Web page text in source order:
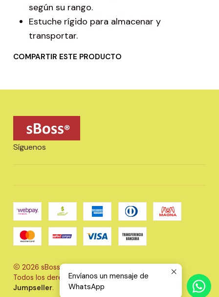
según su rango.
Estuche rígido para almacenar y
transportar.
COMPARTIR ESTE PRODUCTO
Síguenos
2026 sBoss Ltda..
Todos los derechos reservados.Desarrollado por
Jumpseller.
Envíanos un mensaje de
WhatsApp